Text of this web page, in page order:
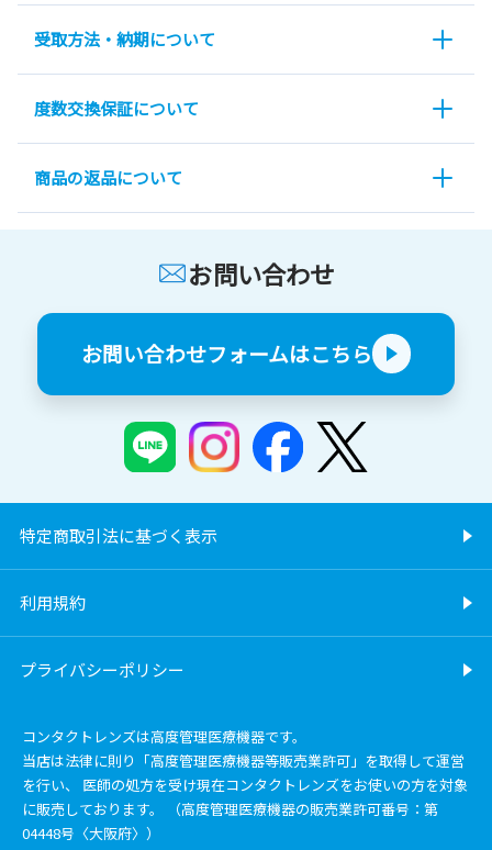
受取方法・納期について
度数交換保証について
商品の返品について
お問い合わせ
お問い合わせフォームはこちら
特定商取引法に基づく表示
利用規約
プライバシーポリシー
コンタクトレンズは高度管理医療機器です。
当店は法律に則り「高度管理医療機器等販売業許可」を取得して運営
を行い、 医師の処方を受け現在コンタクトレンズをお使いの方を対象
に販売しております。 （高度管理医療機器の販売業許可番号：第
04448号〈大阪府〉）